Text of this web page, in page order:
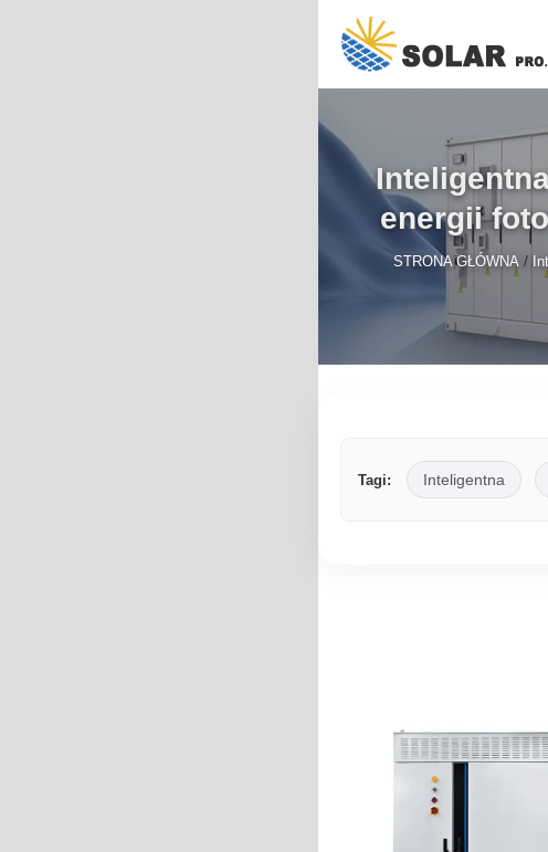
energii
STRONA GŁÓWNA /
Tagi: Inteligentna